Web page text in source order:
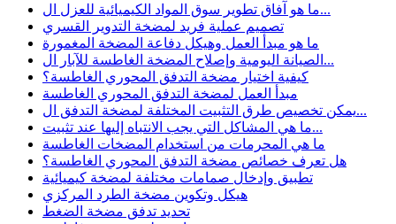
ما هو آفاق تطوير سوق المواد الكيميائية للعزل ال...
تصميم عملية فريد لمضخة التدوير القسري
ما هو مبدأ العمل وهيكل دفاعة المضخة المغمورة
الصيانة اليومية وإصلاح المضخة الغاطسة للآبار ال...
كيفية اختيار مضخة التدفق المحوري الغاطسة؟
مبدأ العمل لمضخة التدفق المحوري الغاطسة
يمكن تخصيص طرق التثبيت المختلفة لمضخة التدفق ال...
ما هي المشاكل التي يجب الانتباه إليها عند تثبيت...
ما هي المحرمات من استخدام المضخات الغاطسة
هل تعرف خصائص مضخة التدفق المحوري الغاطسة؟
تطبيق وإدخال صمامات مختلفة لمضخة كيميائية
هيكل وتكوين مضخة الطرد المركزي
تحديد تدفق مضخة الضغط